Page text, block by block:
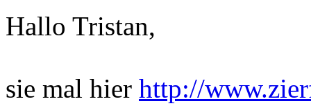
Hallo Tristan,
sie mal hier http://